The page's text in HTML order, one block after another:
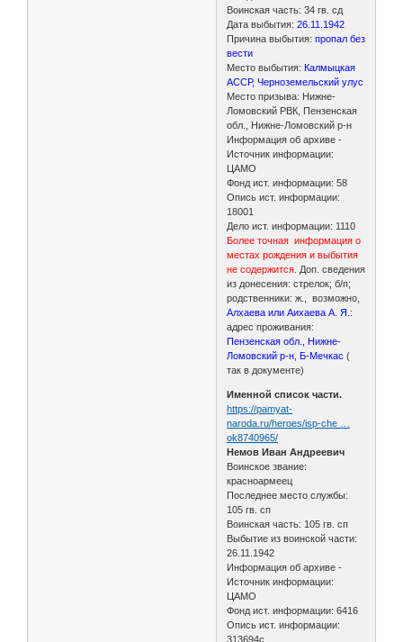
Воинская часть: 34 гв. сд
Дата выбытия:26.11.1942
Причина выбытия: пропал без
вести
Место выбытия: Калмыцкая
АССР, Черноземельский улус
Место призыва: Нижне-
Ломовский РВК, Пензенская
обл., Нижне-Ломовский р-н
Информация об архиве -
Источник информации:
ЦАМО
Фонд ист. информации: 58
Опись ист. информации:
18001
Дело ист. информации: 1110
Более точная информация о
местах рождения и выбытия
не содержится. Доп. сведения
из донесения: стрелок; б/п;
родственники: ж., возможно,
Алхаева или Аихаева А. Я. :
адрес проживания:
Пензенская обл., Нижне-
Ломовский р-н, Б-Мечкас(
так в документе)
Именной список части.
https://pamyat-
naroda.ru/heroes/isp-che …
ok8740965/
Немов Иван Андреевич
Воинское звание:
красноармеец
Последнее место службы:
105 гв. сп
Воинская часть: 105 гв. сп
Выбытие из воинской части:
26.11.1942
Информация об архиве -
Источник информации:
ЦАМО
Фонд ист. информации: 6416
Опись ист. информации:
313694с